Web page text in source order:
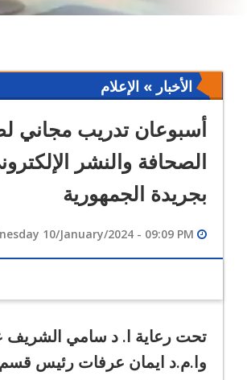
الأخبار » الإعلام
أسبوعان تدريب مجاني
الصحافة والنشر
بجريدة الجمهورية
تحت رعاية ا. د سامي الشريف
وا.م.د ايمان عرفات رئيس